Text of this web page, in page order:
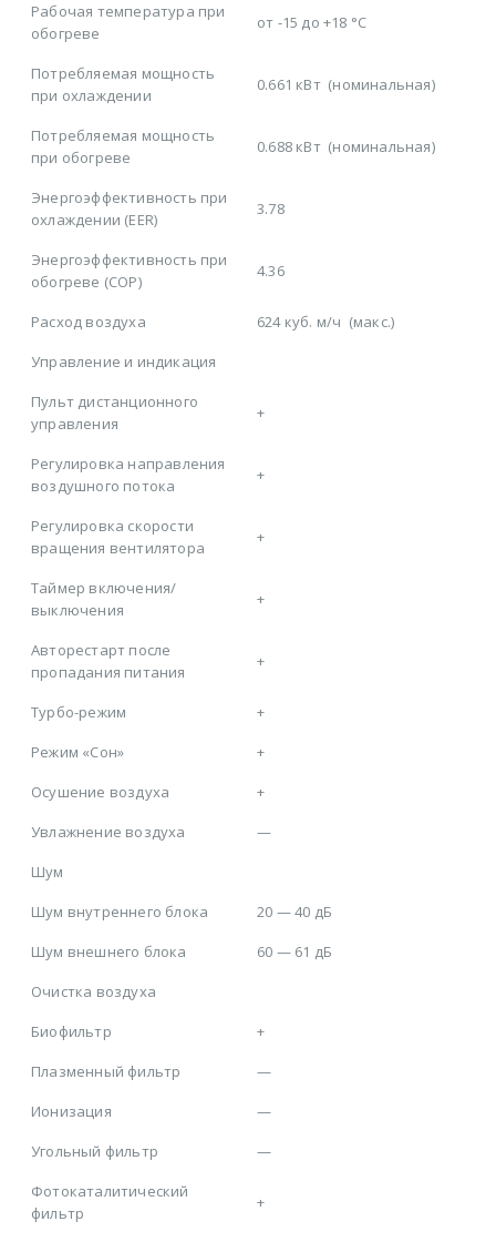
Рабочая температура при
обогреве
от -15 до +18 °C
Потребляемая мощность
при охлаждении
0.661 кВт(номинальная)
Потребляемая мощность
при обогреве
0.688 кВт(номинальная)
Энергоэффективность при
охлаждении (EER)
3.78
Энергоэффективность при
обогреве (COP)
4.36
Расход воздуха 624 куб. м/ч (макс.)
Управление и индикация
Пульт дистанционного
управления
+
Регулировка направления
воздушного потока
+
Регулировка скорости
вращения вентилятора
+
Таймер включения/
выключения
+
Авторестарт после
пропадания питания
+
Турбо-режим
+
Режим «Сон»
+
Осушение воздуха
+
Увлажнение воздуха
—
Шум
Шум внутреннего блока
20 — 40 дБ
Шум внешнего блока
60 — 61 дБ
Очистка воздуха
Биофильтр
+
Плазменный фильтр
—
Ионизация
—
Угольный фильтр
—
Фотокаталитический
фильтр
+